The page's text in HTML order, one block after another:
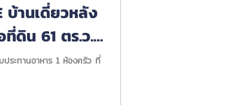
บ้านเดี่ยวหลัง
ดิน 61 ตร.ว.
ระทานอาหาร 1 ห้องครัว ที่